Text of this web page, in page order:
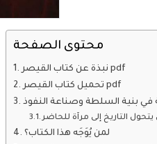
محتوى الصفحة
نبذة عن كتاب القيصر pdf
تحميل كتاب القيصر pdf
في بنية السلطة وصناعة النفوذ
التاريخ إلى مرآة للحاضر
لمن يُوَجَه هذا الكتاب؟